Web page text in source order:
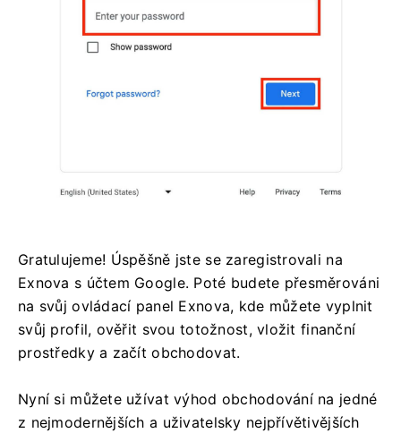
Gratulujeme! Úspěšně jste se zaregistrovali na
Exnova s ​​účtem Google. Poté budete přesměrováni
na svůj ovládací panel Exnova, kde můžete vyplnit
svůj profil, ověřit svou totožnost, vložit finanční
prostředky a začít obchodovat.
Nyní si můžete užívat výhod obchodování na jedné
z nejmodernějších a uživatelsky nejpřívětivějších